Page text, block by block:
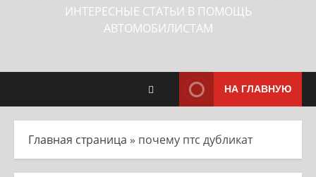
ИНТЕРЕСНЫЕ СТАТЬИ В ПОМОЩЬ
АВТОМОБИЛИСТАМ
НА ГЛАВНУЮ
Главная страница » почему птс дубликат